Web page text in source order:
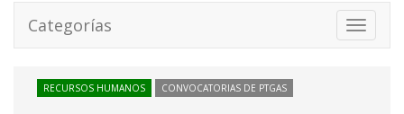
Toggle
Categorías
RECURSOS HUMANOS CONVOCATORIAS DE PTGAS